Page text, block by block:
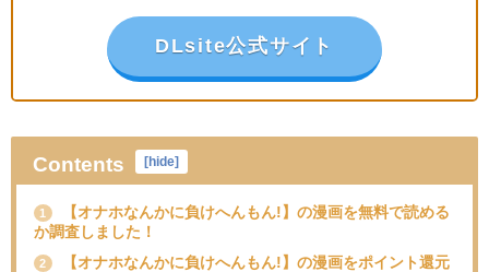
DLsite公式サイト
Contents [hide]
1
【オナホなんかに負けへんもん!】の漫画を無料で読める
か調査しました！
2
【オナホなんかに負けへんもん!】の漫画をポイント還元